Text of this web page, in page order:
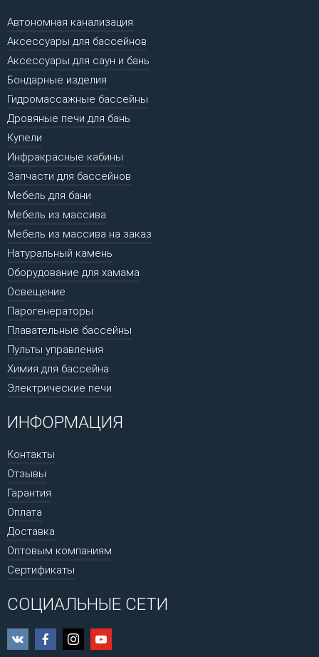
Автономная канализация
Аксессуары для бассейнов
Аксессуары для саун и бань
Бондарные изделия
Гидромассажные бассейны
Дровяные печи для бань
Купели
Инфракрасные кабины
Запчасти для бассейнов
Мебель для бани
Мебель из массива
Мебель из массива на заказ
Натуральный камень
Оборудование для хамама
Освещение
Парогенераторы
Плавательные бассейны
Пульты управления
Химия для бассейна
Электрические печи
ИНФОРМАЦИЯ
Контакты
Отзывы
Гарантия
Оплата
Доставка
Оптовым компаниям
Сертификаты
СОЦИАЛЬНЫЕ СЕТИ